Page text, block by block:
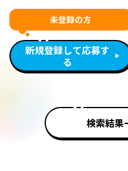
未登録の方
新規登録して応募す
る
検索結果